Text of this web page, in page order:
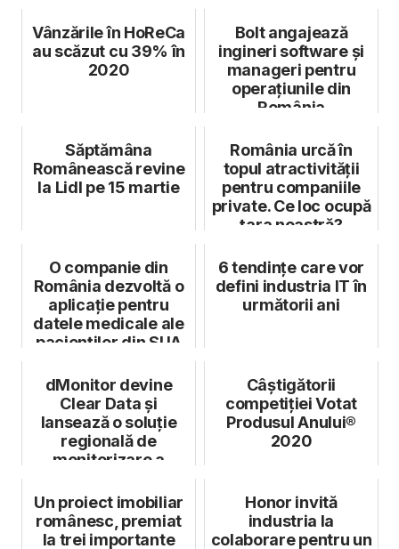
Vânzările în HoReCa
au scăzut cu 39% în
2020
Bolt angajează
ingineri software și
manageri pentru
operațiunile din
România
Săptămâna
Românească revine
la Lidl pe 15 martie
România urcă în
topul atractivității
pentru companiile
private. Ce loc ocupă
țara noastră?
O companie din
România dezvoltă o
aplicație pentru
datele medicale ale
pacienților din SUA
6 tendințe care vor
defini industria IT în
următorii ani
dMonitor devine
Clear Data și
lansează o soluție
regională de
monitorizare a
conformit...
Câştigătorii
competiţiei Votat
Produsul Anului®
2020
Un proiect imobiliar
românesc, premiat
la trei importante
Honor invită
industria la
colaborare pentru un